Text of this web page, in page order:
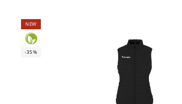
NEW
-35%